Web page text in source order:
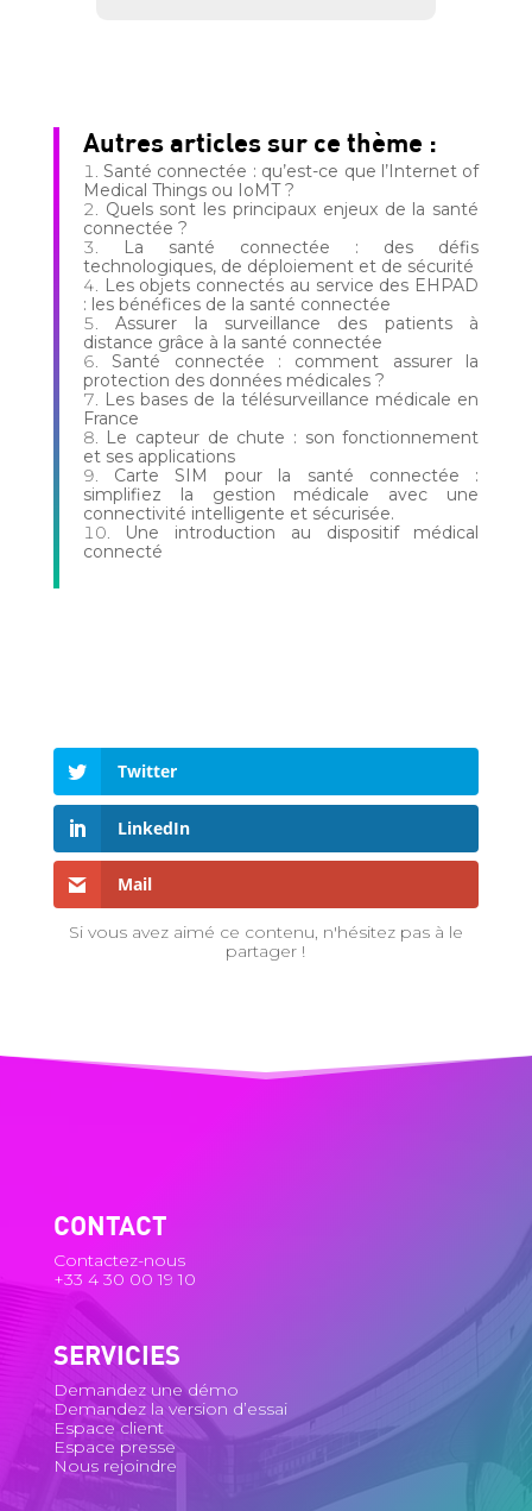
Autres articles sur ce thème :
Santé connectée : qu’est-ce que l’Internet of
Medical Things ou IoMT ?
Quels sont les principaux enjeux de la santé
connectée ?
La santé connectée : des défis
technologiques, de déploiement et de sécurité
Les objets connectés au service des EHPAD
: les bénéfices de la santé connectée
Assurer la surveillance des patients à
distance grâce à la santé connectée
Santé connectée : comment assurer la
protection des données médicales ?
Les bases de la télésurveillance médicale en
France
Le capteur de chute : son fonctionnement
et ses applications
Carte SIM pour la santé connectée :
simplifiez la gestion médicale avec une
connectivité intelligente et sécurisée.
Une introduction au dispositif médical
connecté
Twitter
LinkedIn
Mail
Si vous avez aimé ce contenu, n'hésitez pas à le
partager !
CONTACT
Contactez-nous
+33 4 30 00 19 10
SERVICIES
Demandez une démo
Demandez la version d’essai
Espace client
Espace presse
Nous rejoindre